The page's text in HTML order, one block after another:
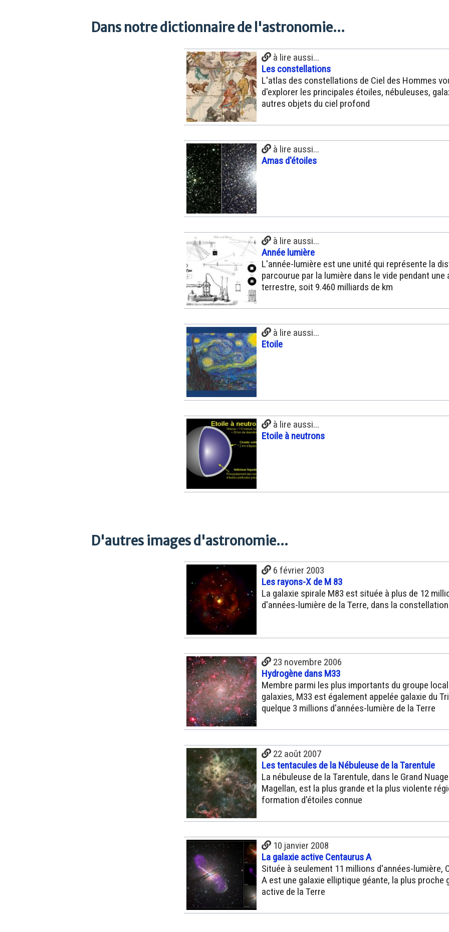
Dans notre dictionnaire de l'astronomie...
à lire aussi...
Les constellations
L'atlas des constellations de Ciel des Hommes
d'explorer les principales étoiles, nébuleuses,
autres objets du ciel profond
à lire aussi...
Amas d'étoiles
à lire aussi...
Année lumière
L'année-lumière est une unité qui représente la
parcourue par la lumière dans le vide pendant une
terrestre, soit 9.460 milliards de km
à lire aussi...
Etoile
à lire aussi...
Etoile à neutrons
D'autres images d'astronomie...
6 février 2003
Les rayons-X de M 83
La galaxie spirale M83 est située à plus de 12
d'années-lumière de la Terre, dans la
23 novembre 2006
Hydrogène dans M33
Membre parmi les plus importants du groupe
galaxies, M33 est également appelée galaxie du
quelque 3 millions d'années-lumière de la Terre
22 août 2007
Les tentacules de la Nébuleuse de la Tarentule
La nébuleuse de la Tarentule, dans le Grand
Magellan, est la plus grande et la plus violente
formation d'étoiles connue
10 janvier 2008
La galaxie active Centaurus A
Située à seulement 11 millions d'années-lumière,
A est une galaxie elliptique géante, la plus proche
active de la Terre